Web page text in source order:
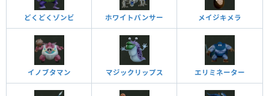
どくどくゾンビ ホワイトパンサー メイジキメラ
イノブタマン マジックリップス エリミネーター